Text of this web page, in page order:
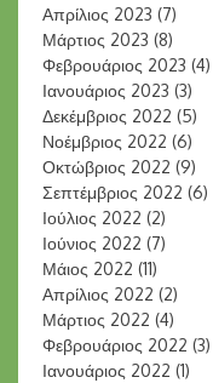
Απρίλιος 2023 (7)
Μάρτιος 2023 (8)
Φεβρουάριος 2023 (4)
Ιανουάριος 2023 (3)
Δεκέμβριος 2022 (5)
Νοέμβριος 2022 (6)
Οκτώβριος 2022 (9)
Σεπτέμβριος 2022 (6)
Ιούλιος 2022 (2)
Ιούνιος 2022 (7)
Μάιος 2022 (11)
Απρίλιος 2022 (2)
Μάρτιος 2022 (4)
Φεβρουάριος 2022 (3)
Ιανουάριος 2022 (1)